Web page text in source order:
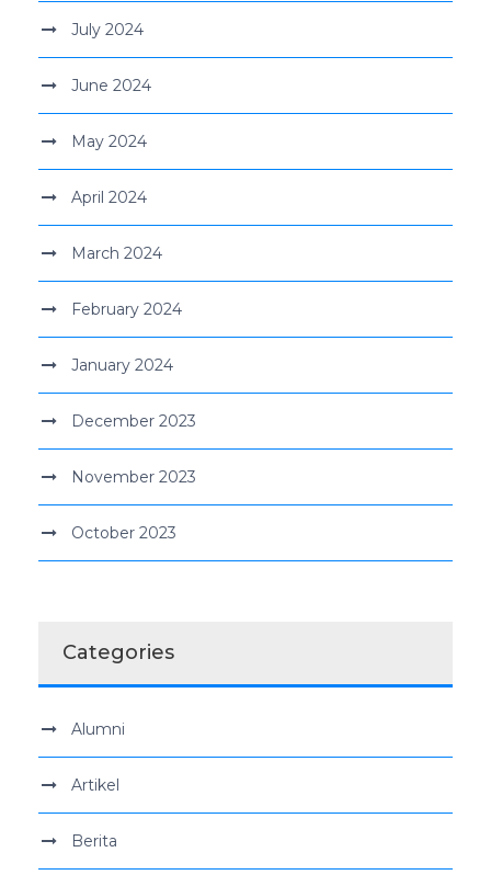
July 2024
June 2024
May 2024
April 2024
March 2024
February 2024
January 2024
December 2023
November 2023
October 2023
Categories
Alumni
Artikel
Berita